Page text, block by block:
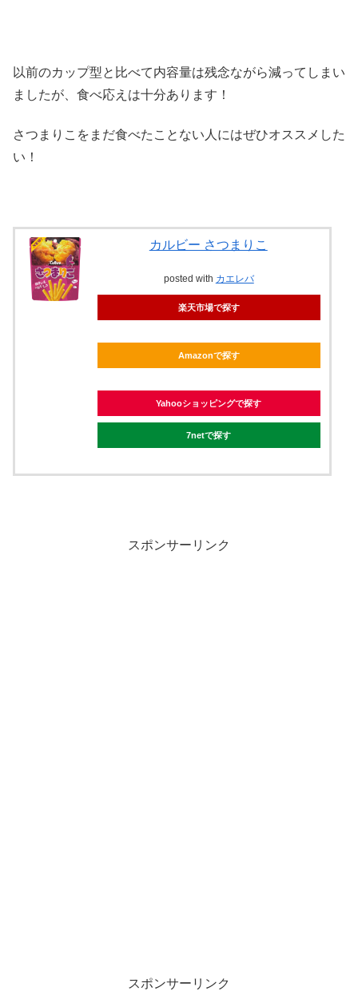
以前のカップ型と比べて内容量は残念ながら減ってしまい
ましたが、食べ応えは十分あります！
さつまりこをまだ食べたことない人にはぜひオススメした
い！
カルビー さつまりこ
posted with カエレバ
楽天市場で探す
Amazonで探す
Yahooショッピングで探す
7netで探す
スポンサーリンク
スポンサーリンク